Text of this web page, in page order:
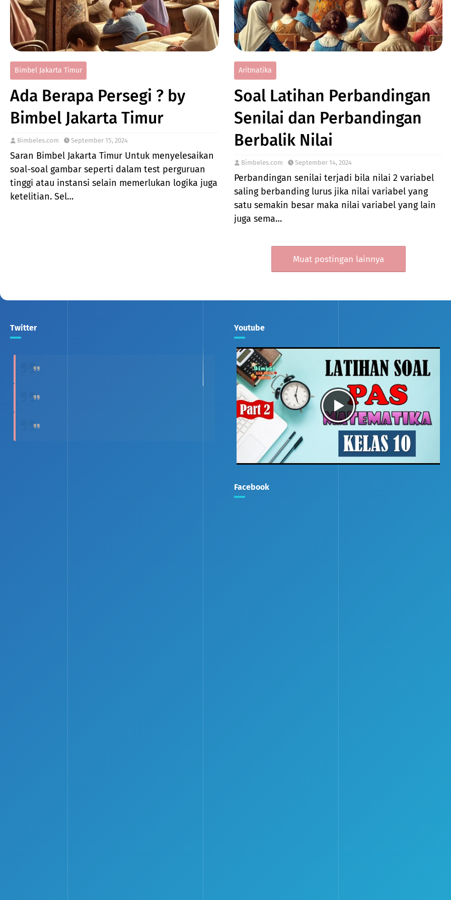
Bimbel Jakarta Timur
Ada Berapa Persegi ? by
Bimbel Jakarta Timur
Bimbeles.com September 15, 2024
Saran Bimbel Jakarta Timur Untuk menyelesaikan
soal-soal gambar seperti dalam test perguruan
tinggi atau instansi selain memerlukan logika juga
ketelitian. Sel…
Aritmatika
Soal Latihan Perbandingan
Senilai dan Perbandingan
Berbalik Nilai
Bimbeles.com September 14, 2024
Perbandingan senilai terjadi bila nilai 2 variabel
saling berbanding lurus jika nilai variabel yang
satu semakin besar maka nilai variabel yang lain
juga sema…
Muat postingan lainnya
Twitter Youtube
Facebook